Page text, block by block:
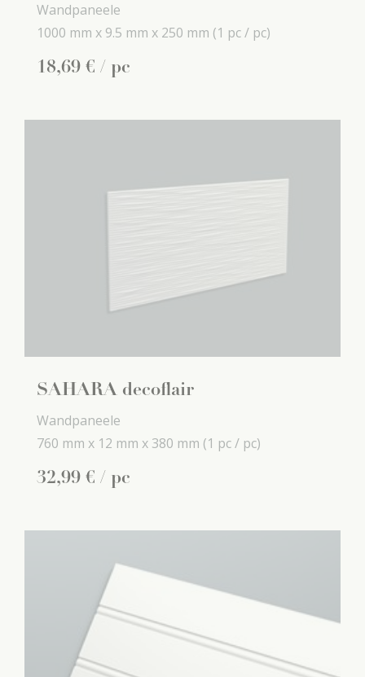
Wandpaneele
1000 mm x 9.5 mm x 250 mm (1 pc / pc)
18,69 € / pc
SAHARA decoflair
Wandpaneele
760 mm x 12 mm x 380 mm (1 pc / pc)
32,99 € / pc